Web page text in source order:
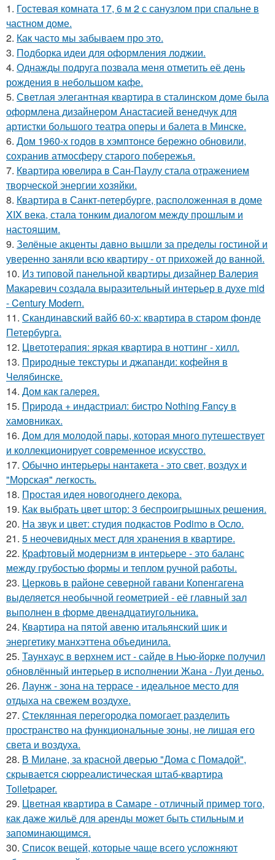
1. Гостевая комната 17, 6 м 2 с санузлом при спальне в
частном доме.
2. Как часто мы забываем про это.
3. Подборка идеи для оформления лоджии.
4. Однажды подруга позвала меня отметить её день
рождения в небольшом кафе.
5. Светлая элегантная квартира в сталинском доме была
оформлена дизайнером Анастасией венедчук для
артистки большого театра оперы и балета в Минске.
6. Дом 1960-х годов в хэмптонсе бережно обновили,
сохранив атмосферу старого побережья.
7. Квартира ювелира в Сан-Паулу стала отражением
творческой энергии хозяйки.
8. Квартира в Санкт-петербурге, расположенная в доме
XIX века, стала тонким диалогом между прошлым и
настоящим.
9. Зелёные акценты давно вышли за пределы гостиной и
уверенно заняли всю квартиру - от прихожей до ванной.
10. Из типовой панельной квартиры дизайнер Валерия
Макаревич создала выразительный интерьер в духе mid
- Century Modern.
11. Скандинавский вайб 60-х: квартира в старом фонде
Петербурга.
12. Цветотерапия: яркая квартира в ноттинг - хилл.
13. Природные текстуры и джапанди: кофейня в
Челябинске.
14. Дом как галерея.
15. Природа + индастриал: бистро Nothing Fancy в
хамовниках.
16. Дом для молодой пары, которая много путешествует
и коллекционирует современное искусство.
17. Обычно интерьеры нантакета - это свет, воздух и
"Морская" легкость.
18. Простая идея новогоднего декора.
19. Как выбрать цвет штор: 3 беспроигрышных решения.
20. На звук и цвет: студия подкастов Podimo в Осло.
21. 5 неочевидных мест для хранения в квартире.
22. Крафтовый модернизм в интерьере - это баланс
между грубостью формы и теплом ручной работы.
23. Церковь в районе северной гавани Копенгагена
выделяется необычной геометрией - её главный зал
выполнен в форме двенадцатиугольника.
24. Квартира на пятой авеню итальянский шик и
энергетику манхэттена объединила.
25. Таунхаус в верхнем ист - сайде в Нью-йорке получил
обновлённый интерьер в исполнении Жана - Луи деньо.
26. Лаунж - зона на террасе - идеальное место для
отдыха на свежем воздухе.
27. Стеклянная перегородка помогает разделить
пространство на функциональные зоны, не лишая его
света и воздуха.
28. В Милане, за красной дверью "Дома с Помадой",
скрывается сюрреалистическая штаб-квартира
Toiletpaper.
29. Цветная квартира в Самаре - отличный пример того,
как даже жильё для аренды может быть стильным и
запоминающимся.
30. Список вещей, которые чаще всего усложняют